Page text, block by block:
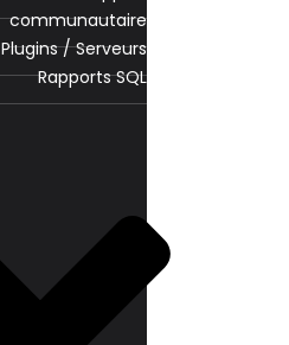
communautaire
Plugins / Serveurs
Rapports SQL